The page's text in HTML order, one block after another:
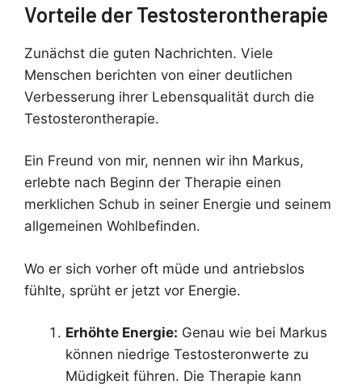
Vorteile der Testosterontherapie
Zunächst die guten Nachrichten. Viele
Menschen berichten von einer deutlichen
Verbesserung ihrer Lebensqualität durch die
Testosterontherapie.
Ein Freund von mir, nennen wir ihn Markus,
erlebte nach Beginn der Therapie einen
merklichen Schub in seiner Energie und seinem
allgemeinen Wohlbefinden.
Wo er sich vorher oft müde und antriebslos
fühlte, sprüht er jetzt vor Energie.
Erhöhte Energie: Genau wie bei Markus
können niedrige Testosteronwerte zu
Müdigkeit führen. Die Therapie kann